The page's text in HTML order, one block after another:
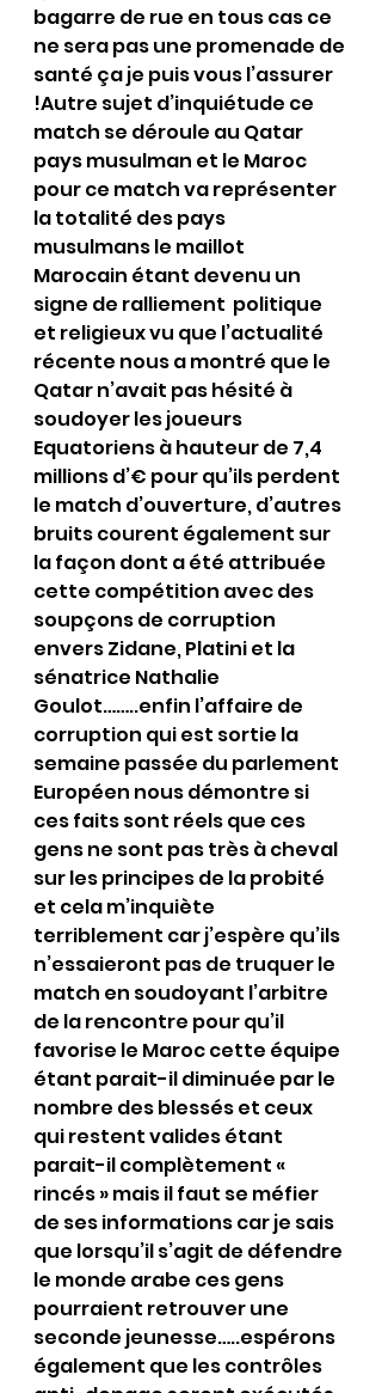
bagarre de rue en tous cas ce
ne sera pas une promenade de
santé ça je puis vous l’assurer
!Autre sujet d’inquiétude ce
match se déroule au Qatar
pays musulman et le Maroc
pour ce match va représenter
la totalité des pays
musulmans le maillot
Marocain étant devenu un
signe de ralliement  politique
et religieux vu que l’actualité
récente nous a montré que le
Qatar n’avait pas hésité à
soudoyer les joueurs
Equatoriens à hauteur de 7,4
millions d’€ pour qu’ils perdent
le match d’ouverture, d’autres
bruits courent également sur
la façon dont a été attribuée
cette compétition avec des
soupçons de corruption
envers Zidane, Platini et la
sénatrice Nathalie
Goulot……..enfin l’affaire de
corruption qui est sortie la
semaine passée du parlement
Européen nous démontre si
ces faits sont réels que ces
gens ne sont pas très à cheval
sur les principes de la probité
et cela m’inquiète
terriblement car j’espère qu’ils
n’essaieront pas de truquer le
match en soudoyant l’arbitre
de la rencontre pour qu’il
favorise le Maroc cette équipe
étant parait-il diminuée par le
nombre des blessés et ceux
qui restent valides étant
parait-il complètement «
rincés » mais il faut se méfier
de ses informations car je sais
que lorsqu’il s’agit de défendre
le monde arabe ces gens
pourraient retrouver une
seconde jeunesse…..espérons
également que les contrôles